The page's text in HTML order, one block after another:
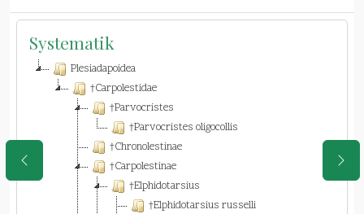
Systematik
Plesiadapoidea
†Carpolestidae
†Parvocristes
†Parvocristes oligocollis
†Chronolestinae
†Carpolestinae
†Elphidotarsius
†Elphidotarsius russelli